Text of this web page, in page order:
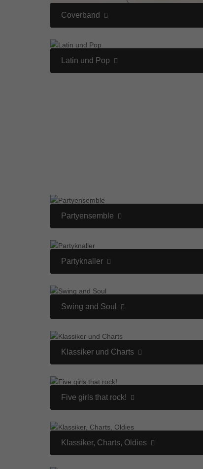
Coverband
Latin und Pop
Partyensemble
Partyknaller
Swing and Soul
Klassiker und Charts
Five girls that rock!
Klassiker, Charts, Oldies